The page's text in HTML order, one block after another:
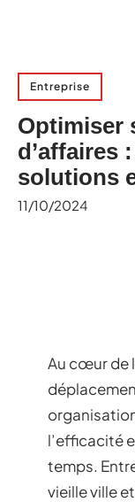
Entreprise
Optimiser
d’affaires
solutions
11/10/2024
Au cœur de
l’efficacité
temps.
vieille ville